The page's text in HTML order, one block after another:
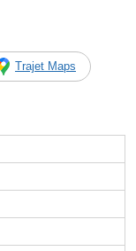
Trajet Maps